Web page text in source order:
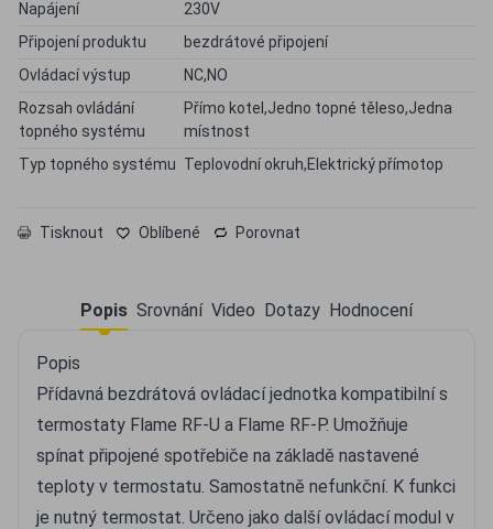
Napájení
230V
Připojení produktu
bezdrátové připojení
Ovládací výstup
NC,NO
Rozsah ovládání
topného systému
Přímo kotel,Jedno topné těleso,Jedna
místnost
Typ topného systému Teplovodní okruh,Elektrický přímotop
Tisknout Oblíbené Porovnat
Popis Srovnání Video Dotazy Hodnocení
Popis
Přídavná bezdrátová ovládací jednotka kompatibilní s
termostaty Flame RF-U a Flame RF-P. Umožňuje
spínat připojené spotřebiče na základě nastavené
teploty v termostatu. Samostatně nefunkční. K funkci
je nutný termostat. Určeno jako další ovládací modul v